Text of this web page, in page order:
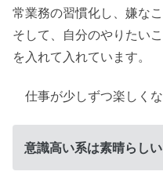
常業務の習慣化し、嫌な
そして、自分のやりたい
を入れて入れています。
仕事が少しずつ楽しくな
意識高い系は素晴らしい